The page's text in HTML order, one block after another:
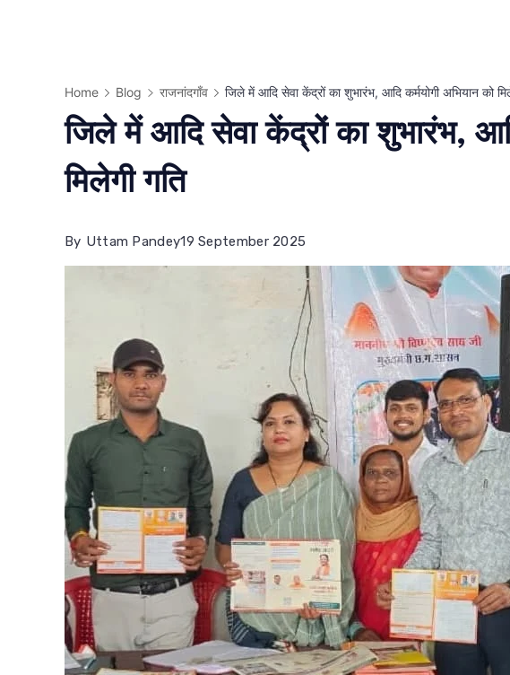
Home Blog राजनांदगाँव जिले में आदि सेवा केंद्रों का शुभारंभ, आदि कर्मयोगी अभियान को
जिले में आदि सेवा केंद्रों का शुभारंभ,
मिलेगी गति
By Uttam Pandey19 September 2025